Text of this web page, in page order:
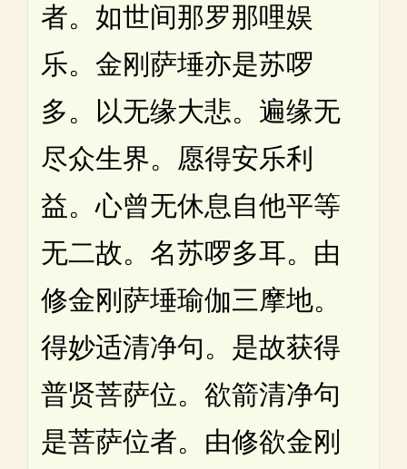
者。如世间那罗那哩娱
乐。金刚萨埵亦是苏啰
多。以无缘大悲。遍缘无
尽众生界。愿得安乐利
益。心曾无休息自他平等
无二故。名苏啰多耳。由
修金刚萨埵瑜伽三摩地。
得妙适清净句。是故获得
普贤菩萨位。欲箭清净句
是菩萨位者。由修欲金刚